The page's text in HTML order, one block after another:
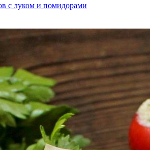
с луком и помидорами